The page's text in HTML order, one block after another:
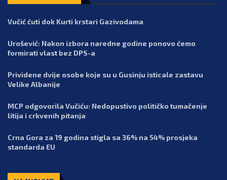
Vučić ćuti dok Kurti krstari Gazivodama
Urošević: Nakon izbora naredne godine ponovo ćemo
formirati vlast bez DPS-a
Prividene dvije osobe koje su u Gusinju isticale zastavu
Velike Albanije
MCP odgovorila Vučiću: Nedopustivo političko tumačenje
litija i crkvenih pitanja
Crna Gora za 19 godina stigla sa 36% na 54% prosjeka
standarda EU